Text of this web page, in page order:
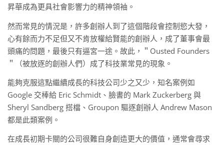
昇華成為更具社會影響力的精神領袖。
然而常見的情況是，許多創辦人到了這個階段會控制慾大發，
心有餘而力不足但又不肯放權給賢能的創辦人，成了董事會最
頭痛的問題，最後只有逼宮一途。故此，＂Ousted Founders
＂（被放逐的創辦人們）成了科技業常見的現象。
能夠克服這點繼續成長的科技公司少之又少，知名案例如
Google 交棒給 Eric Schmidt、臉書的 Mark Zuckerberg 與
Sheryl Sandberg 搭檔、Groupon 驅逐創辦人 Andrew Mason
都是此類案例。
在成長初期卡關的公司很難自身創造更大的價值，通常會尋求